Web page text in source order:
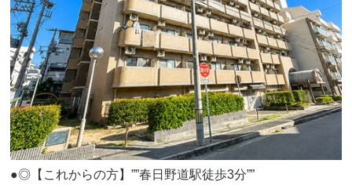
●◎【これからの方】””春日野道駅徒歩3分””